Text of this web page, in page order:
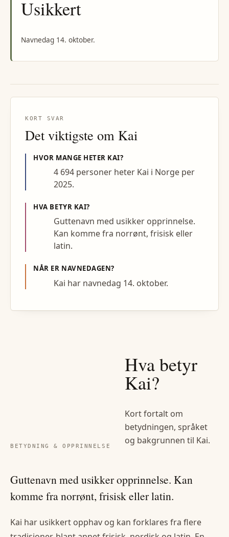
Usikkert
Navnedag 14. oktober.
KORT SVAR
Det viktigste om Kai
HVOR MANGE HETER KAI?
4 694 personer heter Kai i Norge per
2025.
HVA BETYR KAI?
Guttenavn med usikker opprinnelse.
Kan komme fra norrønt, frisisk eller
latin.
NÅR ER NAVNEDAGEN?
Kai har navnedag 14. oktober.
BETYDNING & OPPRINNELSE
Hva betyr
Kai?
Kort fortalt om
betydningen, språket
og bakgrunnen til Kai.
Guttenavn med usikker opprinnelse. Kan
komme fra norrønt, frisisk eller latin.
Kai har usikkert opphav og kan forklares fra flere